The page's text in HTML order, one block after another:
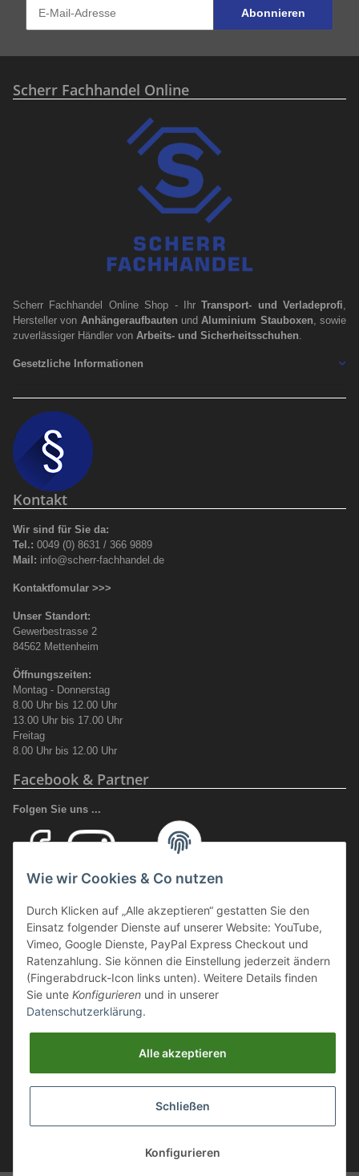
Abonnieren
Scherr Fachhandel Online
Scherr Fachhandel Online Shop - IhrTransport- und Verladeprofi
Hersteller von Anhängeraufbauten und Aluminium Stauboxen , sowie
zuverlässiger Händler von Arbeits- und Sicherheitsschuhen
Gesetzliche Informationen
Kontakt
Wir sind für Sie da:
Tel.: 0049 (0) 8631 / 366 9889
Mail: info@scherr-fachhandel.de
Kontaktfomular >>>
Unser Standort:
Gewerbestrasse 2
84562 Mettenheim
Öffnungszeiten:
Montag - Donnerstag
8.00 Uhr bis 12.00 Uhr
13.00 Uhr bis 17.00 Uhr
Freitag
8.00 Uhr bis 12.00 Uhr
Facebook & Partner
Folgen Sie uns ...
und Arbeitsschutz.
Wir führen eine große Auswahl an qualitativ hochwertigen Arbeits- und
Sicherheitsschuhen. Unter anderem SCHÜTZE SCHUHE, SOLID
GEAR
oder auchGIASCO.
Webmaster Directory
https://deinshop.eu
Aluminium Transportboxen / ALU Stauboxen / Aluminium
Auffahrrampen
* Alle Preise inkl. gesetzlicher USt., zzgl.Versand
Wie wir Cookies & Co nutzen
Durch Klicken auf „Alle akzeptieren“ gestatten Sie den
Einsatz folgender Dienste auf unserer Website: YouTube,
Vimeo, Google Dienste, PayPal Express Checkout und
Ratenzahlung. Sie können die Einstellung jederzeit ändern
(Fingerabdruck-Icon links unten). Weitere Details finden
Sie unte Konfigurieren und in unserer
Datenschutzerklärung.
Alle akzeptieren
Schließen
Konfigurieren